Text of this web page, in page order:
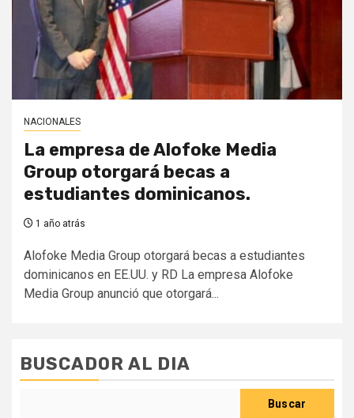
NACIONALES
La empresa de Alofoke Media
Group otorgará becas a
estudiantes dominicanos.
1 año atrás
Alofoke Media Group otorgará becas a estudiantes
dominicanos en EE.UU. y RD La empresa Alofoke
Media Group anunció que otorgará...
BUSCADOR AL DIA
Buscar